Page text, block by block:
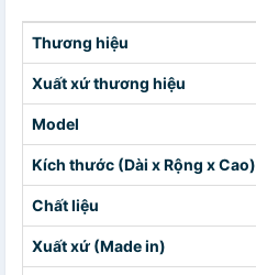
Thương hiệu
Xuất xứ thương hiệu
Model
Kích thước (Dài x Rộng x Cao)
Chất liệu
Xuất xứ (Made in)